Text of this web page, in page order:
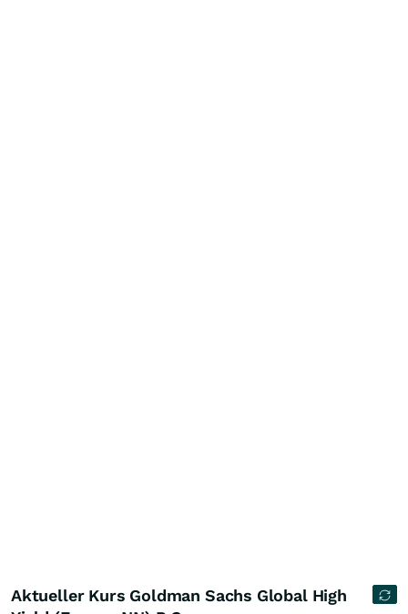
Aktueller Kurs Goldman Sachs Global High